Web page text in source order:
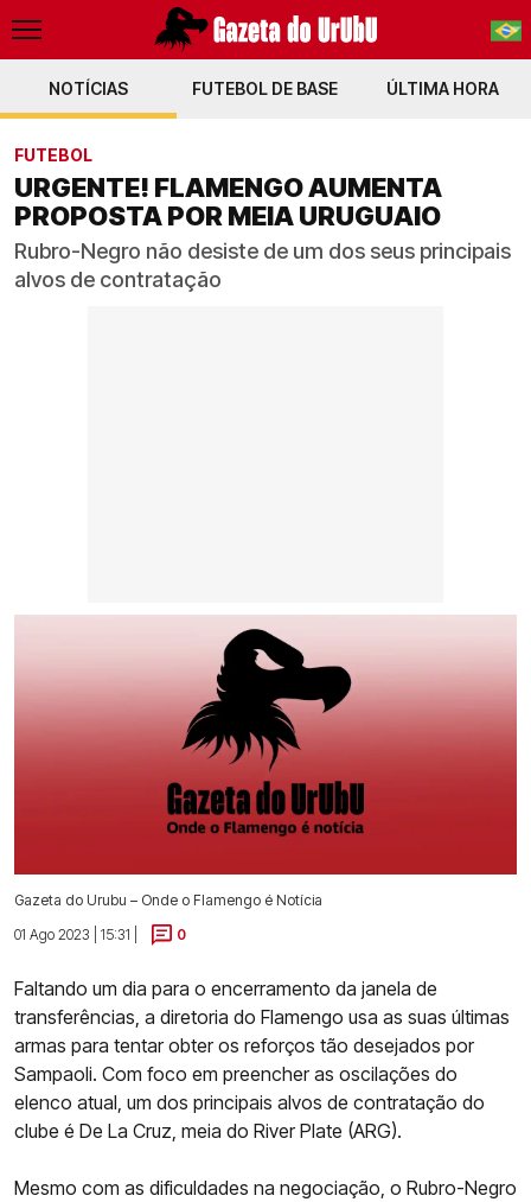
PT-BR
NOTÍCIAS FUTEBOL DE BASE ÚLTIMA HORA
FUTEBOL
URGENTE! FLAMENGO AUMENTA
PROPOSTA POR MEIA URUGUAIO
Rubro-Negro não desiste de um dos seus principais
alvos de contratação
Gazeta do Urubu – Onde o Flamengo é Notícia
01 Ago 2023 | 15:31 |
0
Faltando um dia para o encerramento da janela de
transferências, a diretoria do Flamengo usa as suas últimas
armas para tentar obter os reforços tão desejados por
Sampaoli. Com foco em preencher as oscilações do
elenco atual, um dos principais alvos de contratação do
clube é De La Cruz, meia do River Plate (ARG).
Mesmo com as dificuldades na negociação, o Rubro-Negro